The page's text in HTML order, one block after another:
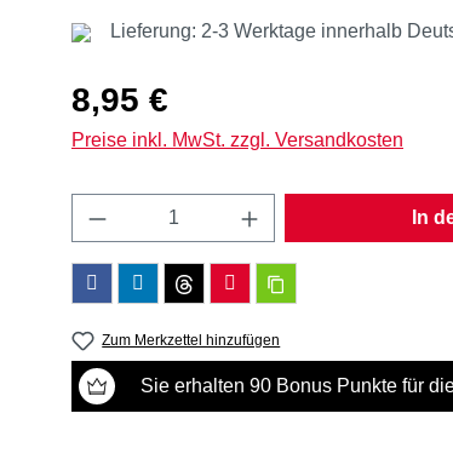
Lieferung: 2-3 Werktage innerhalb
Regulärer Preis:
8,95 €
Preise inkl. MwSt. zzgl. Versandkosten
Produkt Anzahl: Gib den In
Zum Merkzettel hinzufügen
Sie erhalten 90 Bonus Punkte für